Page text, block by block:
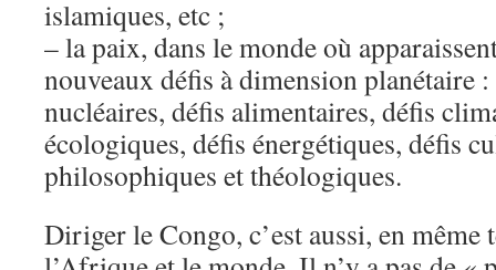
islamiques, etc ;
– la paix, dans le monde où
nouveaux défis à dimension planétaire
nucléaires, défis alimentaires, défis
écologiques, défis énergétiques, défis
philosophiques et théologiques.
Diriger le Congo, c’est aussi, en même